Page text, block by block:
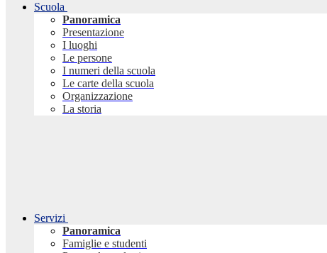
Scuola
Panoramica
Presentazione
I luoghi
Le persone
I numeri della scuola
Le carte della scuola
Organizzazione
La storia
Servizi
Panoramica
Famiglie e studenti